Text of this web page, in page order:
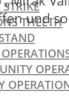
THEETH
und